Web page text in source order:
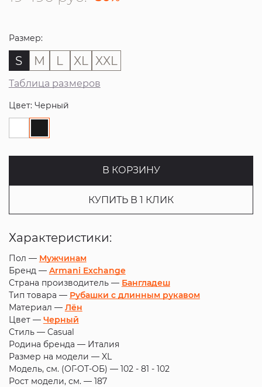
Размер:
S M L XL XXL
Таблица размеров
Цвет: Черный
В КОРЗИНУ
КУПИТЬ В 1 КЛИК
Характеристики:
Пол — Мужчинам
Бренд — Armani Exchange
Страна производитель — Бангладеш
Тип товара — Рубашки с длинным рукавом
Материал — Лён
Цвет — Черный
Стиль — Casual
Родина бренда — Италия
Размер на модели — XL
Модель, см. (ОГ-ОТ-ОБ) — 102 - 81 - 102
Рост модели, см. — 187